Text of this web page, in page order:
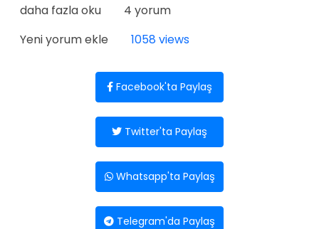
Bir İdeal Adamının Hikayesi: Dağlar Sana Gelmezse
daha fazla oku
4 yorum
Yeni yorum ekle
1058 views
Facebook'ta Paylaş
Twitter'ta Paylaş
Whatsapp'ta Paylaş
Telegram'da Paylaş